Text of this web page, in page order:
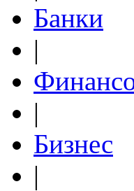
Банки
|
|
Бизнес
|